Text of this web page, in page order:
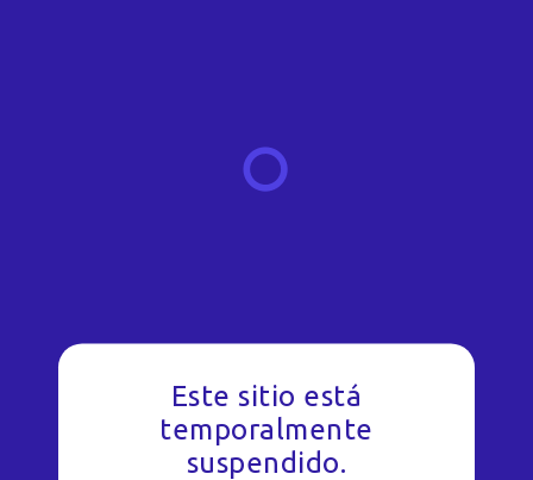
Este sitio está
temporalmente
suspendido.